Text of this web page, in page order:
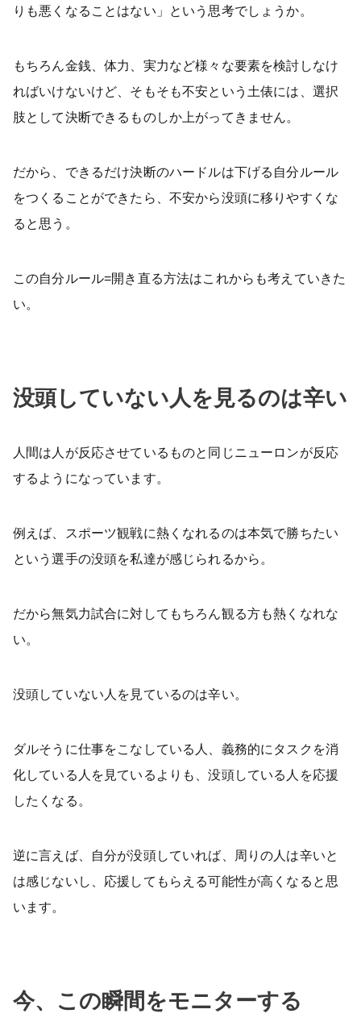
りも悪くなることはない」という思考でしょうか。
もちろん金銭、体力、実力など様々な要素を検討しなけ
ればいけないけど、そもそも不安という土俵には、選択
肢として決断できるものしか上がってきません。
だから、できるだけ決断のハードルは下げる自分ルール
をつくることができたら、不安から没頭に移りやすくな
ると思う。
この自分ルール=開き直る方法はこれからも考えていきた
い。
没頭していない人を見るのは辛い
人間は人が反応させているものと同じニューロンが反応
するようになっています。
例えば、スポーツ観戦に熱くなれるのは本気で勝ちたい
という選手の没頭を私達が感じられるから。
だから無気力試合に対してもちろん観る方も熱くなれな
い。
没頭していない人を見ているのは辛い。
ダルそうに仕事をこなしている人、義務的にタスクを消
化している人を見ているよりも、没頭している人を応援
したくなる。
逆に言えば、自分が没頭していれば、周りの人は辛いと
は感じないし、応援してもらえる可能性が高くなると思
います。
今、この瞬間をモニターする